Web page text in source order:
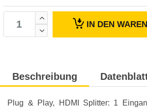
IN DEN
Beschreibung
Plug & Play, HDMI Splitter: 1